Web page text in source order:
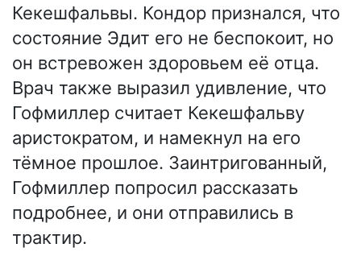
Кекешфальвы. Кондор признался, что
состояние Эдит его не беспокоит, но
он встревожен здоровьем её отца.
Врач также выразил удивление, что
Гофмиллер считает Кекешфальву
аристократом, и намекнул на его
тёмное прошлое. Заинтригованный,
Гофмиллер попросил рассказать
подробнее, и они отправились в
трактир.